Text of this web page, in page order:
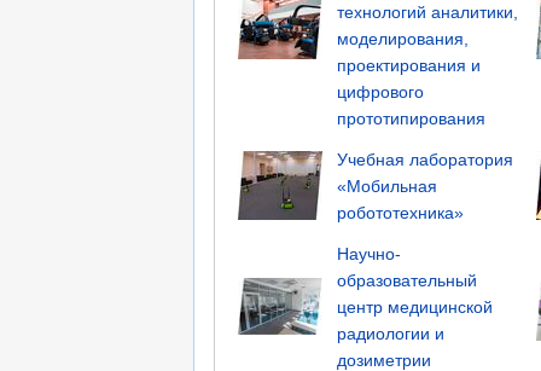
технологий аналитики,
моделирования,
проектирования и
цифрового
прототипирования
Учебная лаборатория
«Мобильная
робототехника»
Научно-
образовательный
центр медицинской
радиологии и
дозиметрии